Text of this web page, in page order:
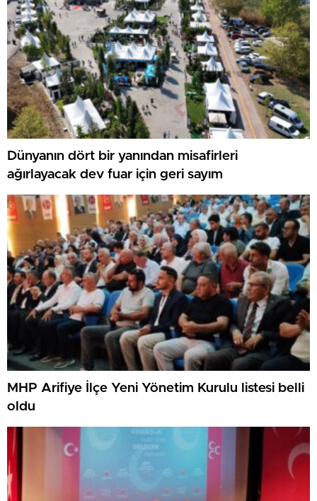
Dünyanın dört bir yanından misafirleri
ağırlayacak dev fuar için geri sayım
MHP Arifiye İlçe Yeni Yönetim Kurulu listesi belli
oldu